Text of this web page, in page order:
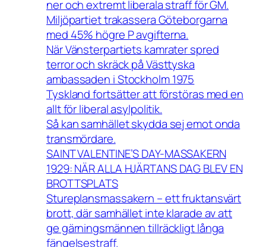
ner och extremt liberala straff för GM.
Miljöpartiet trakassera Göteborgarna
med 45% högre P avgifterna.
När Vänsterpartiets kamrater spred
terror och skräck på Västtyska
ambassaden i Stockholm 1975
Tyskland fortsätter att förstöras med en
allt för liberal asylpolitik.
Så kan samhället skydda sej emot onda
transmördare.
SAINT VALENTINE’S DAY-MASSAKERN
1929: NÄR ALLA HJÄRTANS DAG BLEV EN
BROTTSPLATS
Stureplansmassakern – ett fruktansvärt
brott, där samhället inte klarade av att
ge gärningsmännen tillräckligt långa
fängelsestraff.